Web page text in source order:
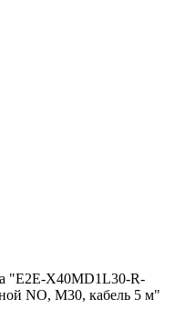
"E2E-X40MD1L30-R-
NO, М30, кабель 5 м"